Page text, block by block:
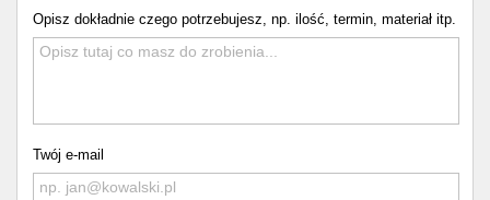
Opisz dokładnie czego potrzebujesz, np. ilość, termin, materiał itp.
Twój e-mail